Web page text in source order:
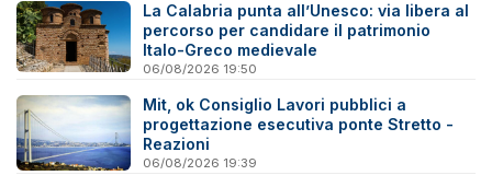
La Calabria punta all’Unesco: via libera al
percorso per candidare il patrimonio
Italo-Greco medievale
06/08/2026 19:50
Mit, ok Consiglio Lavori pubblici a
progettazione esecutiva ponte Stretto -
Reazioni
06/08/2026 19:39